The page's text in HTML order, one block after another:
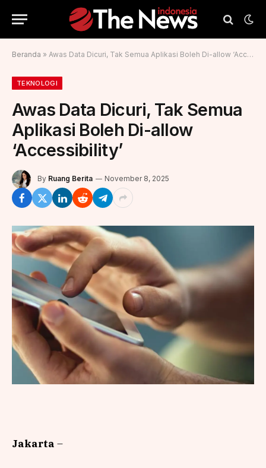
Beranda » Awas Data Dicuri, Tak Semua Aplikasi Boleh Di-allow ‘Accessibility’
TEKNOLOGI
Awas Data Dicuri, Tak Semua
Aplikasi Boleh Di-allow
‘Accessibility’
By Ruang Berita November 8, 2025
Jakarta –